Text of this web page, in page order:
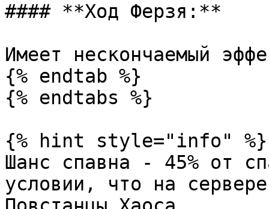
#### **Ход Ферзя:**
Имеет нескончаемый
{% endtab %}
{% endtabs %}
{% hint style="info" %}
Шанс спавна - 45% от
условии, что на